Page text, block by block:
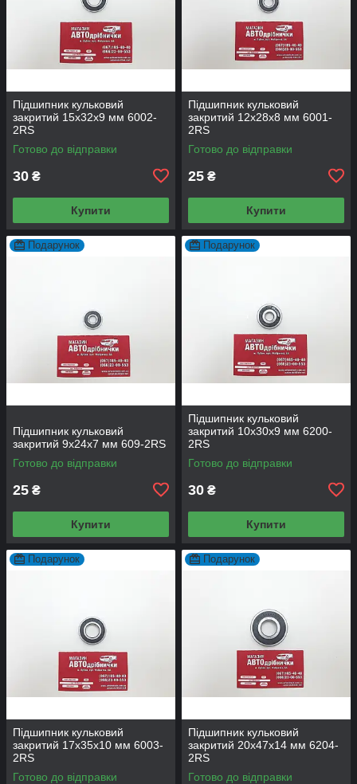
Підшипник кульковий
закритий 15х32х9 мм 6002-
2RS
Готово до відправки
30 ₴
Купити
Підшипник кульковий
закритий 12х28х8 мм 6001-
2RS
Готово до відправки
25 ₴
Купити
Подарунок
Підшипник кульковий
закритий 9х24х7 мм 609-2RS
Готово до відправки
25 ₴
Купити
Подарунок
Підшипник кульковий
закритий 10х30х9 мм 6200-
2RS
Готово до відправки
30 ₴
Купити
Подарунок
Підшипник кульковий
закритий 17х35х10 мм 6003-
2RS
Готово до відправки
Подарунок
Підшипник кульковий
закритий 20х47х14 мм 6204-
2RS
Готово до відправки